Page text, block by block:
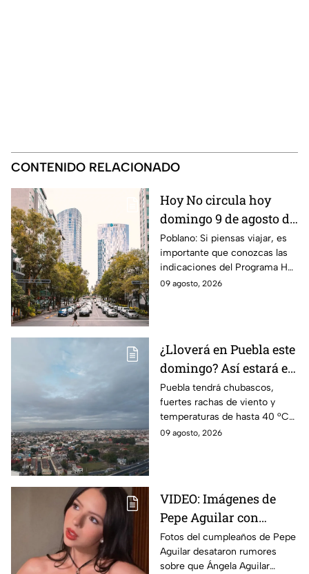
CONTENIDO RELACIONADO
Hoy No circula hoy
domingo 9 de agosto de
2026: ¿Qué autos no
transitan en la CDMX y
EdoMex?
Poblano: Si piensas viajar, es
importante que conozcas las
indicaciones del Programa Hoy
No Circula HOY domingo 9 de
09 agosto, 2026
¿Lloverá en Puebla este
domingo? Así estará el
clima HOY 9 de agosto
Puebla tendrá chubascos,
fuertes rachas de viento y
temperaturas de hasta 40 °C
en el suroeste durante este
09 agosto, 2026
VIDEO: Imágenes de
Pepe Aguilar con
Ángela desatan
rumores ¿Está
Fotos del cumpleaños de Pepe
Aguilar desataron rumores
sobre que Ángela Aguilar